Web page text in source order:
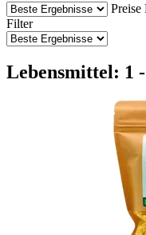
Preise
Filter
Lebensmittel: 1